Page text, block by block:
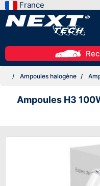
France
Ampoules halogène
Ampoules H3